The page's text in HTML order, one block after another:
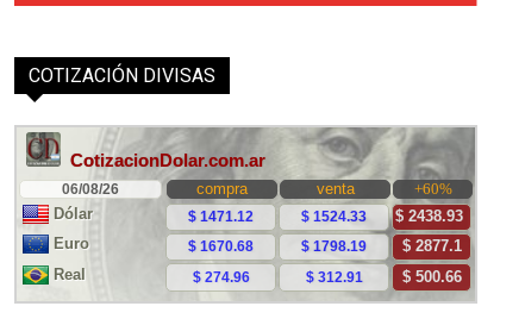
COTIZACIÓN DIVISAS